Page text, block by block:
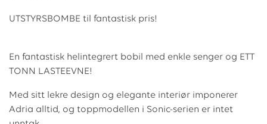
UTSTYRSBOMBE til fantastisk pris!
En fantastisk helintegrert bobil med enkle senger og ETT
TONN LASTEEVNE!
Med sitt lekre design og elegante interiør imponerer
Adria alltid, og toppmodellen i Sonic-serien er intet